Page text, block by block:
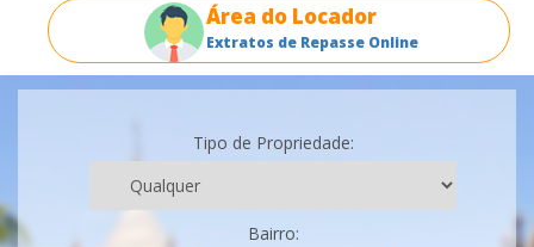
Área do Locador
Extratos de Repasse Online
Tipo de Propriedade:
Bairro: